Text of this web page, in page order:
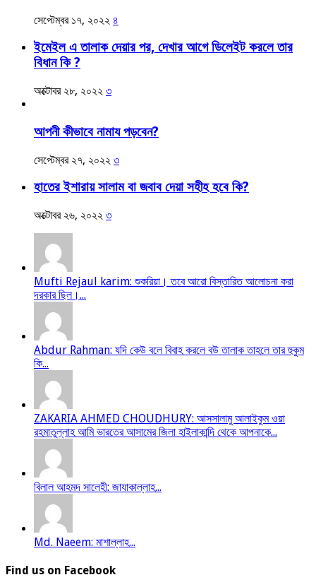
সেপ্টেম্বর ১৭, ২০২২ ৪
ইমেইল এ তালাক দেয়ার পর, দেখার আগে ডিলেইট করলে তার
বিধান কি ?
অক্টোবর ২৮, ২০২২ ৩
আপনী কীভাবে নামায পড়বেন?
সেপ্টেম্বর ২৭, ২০২২ ৩
হাতের ইশারায় সালাম বা জবাব দেয়া সহীহ হবে কি?
অক্টোবর ২৬, ২০২২ ৩
Mufti Rejaul karim: শুকরিয়া। তবে আরো বিস্তারিত আলোচনা করা
দরকার ছিল।...
Abdur Rahman: যদি কেউ বলে বিবাহ করলে বউ তালাক তাহলে তার হুকুম
কি...
ZAKARIA AHMED CHOUDHURY: আসসালামু আলাইকুম ওয়া
রহমাতুল্লাহ আমি ভারতের আসামের জিলা হাইলাকান্দি থেকে আপনাকে...
বিলাল আহমদ সালেহী: জাযাকাল্লাহ...
Md. Naeem: মাশাল্লাহ...
Find us on Facebook